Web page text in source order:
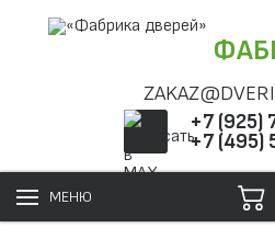
+7 (925)
+7 (495)
МЕНЮ